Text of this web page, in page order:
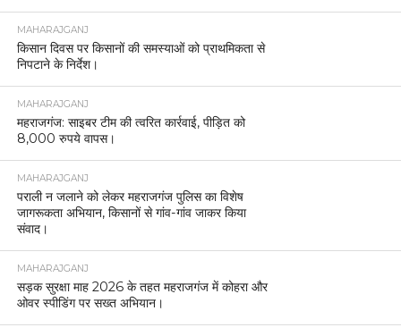
MAHARAJGANJ
किसान दिवस पर किसानों की समस्याओं को प्राथमिकता से
निपटाने के निर्देश।
MAHARAJGANJ
महराजगंज: साइबर टीम की त्वरित कार्रवाई, पीड़ित को
8,000 रुपये वापस।
MAHARAJGANJ
पराली न जलाने को लेकर महराजगंज पुलिस का विशेष
जागरूकता अभियान, किसानों से गांव-गांव जाकर किया
संवाद।
MAHARAJGANJ
सड़क सुरक्षा माह 2026 के तहत महराजगंज में कोहरा और
ओवर स्पीडिंग पर सख्त अभियान।